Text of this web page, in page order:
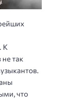
К
так
что